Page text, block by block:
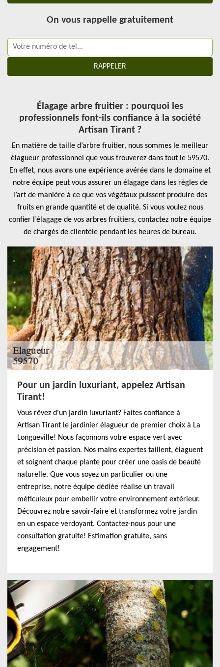
On vous rappelle gratuitement
Élagage arbre fruitier : pourquoi les
professionnels font-ils confiance à la société
Artisan Tirant ?
En matière de taille d’arbre fruitier, nous sommes le meilleur
élagueur professionnel que vous trouverez dans tout le 59570.
En effet, nous avons une expérience avérée dans le domaine et
notre équipe peut vous assurer un élagage dans les règles de
l’art de manière à ce que vos végétaux puissent produire des
fruits en grande quantité et de qualité. Si vous voulez nous
confier l’élagage de vos arbres fruitiers, contactez notre équipe
de chargés de clientèle pendant les heures de bureau.
Pour un jardin luxuriant, appelez Artisan
Tirant!
Vous rêvez d'un jardin luxuriant? Faites confiance à
Artisan Tirant le jardinier élagueur de premier choix à La
Longueville! Nous façonnons votre espace vert avec
précision et passion. Nos mains expertes taillent, élaguent
et soignent chaque plante pour créer une oasis de beauté
naturelle. Que vous soyez un particulier ou une
entreprise, notre équipe dédiée réalise un travail
méticuleux pour embellir votre environnement extérieur.
Découvrez notre savoir-faire et transformez votre jardin
en un espace verdoyant. Contactez-nous pour une
consultation gratuite! Estimation gratuite, sans
engagement!